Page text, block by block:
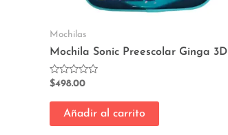
Mochilas
Mochila Sonic Preescolar Ginga 3D
Valorado
0
$498.00
Añadir al carrito